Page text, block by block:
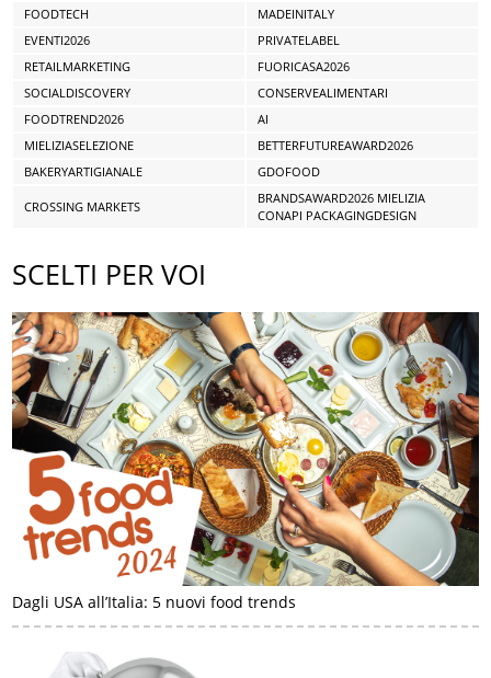
FOODTECH
MADEINITALY
EVENTI2026
PRIVATELABEL
RETAILMARKETING
FUORICASA2026
SOCIALDISCOVERY
CONSERVEALIMENTARI
FOODTREND2026
AI
MIELIZIASELEZIONE
BETTERFUTUREAWARD2026
BAKERYARTIGIANALE
GDOFOOD
CROSSING MARKETS
BRANDSAWARD2026 MIELIZIA
CONAPI PACKAGINGDESIGN
SCELTI PER VOI
Dagli USA all’Italia: 5 nuovi food trends